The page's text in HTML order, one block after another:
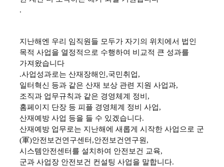
.
지난해엔 우리 임직원들 모두가 자기의 위치에서 법인
목적 사업을 열정적으로 수행하여 비교적 큰 성과를
가져왔습니다
.사업성과로는 산재장해인 ,국민취업,
일터혁신 등과 같은 산재 보상 관련 지원 사업과,
조직과 업무규칙과 같은 경영체계 정비 ,
홈페이지 단장 등 피플 경영체계 정비 사업,
산재예방 사업 등을 들 수 있겠습니다.
산재예방 업무로는 지난해에 새롭게 시작한 사업으로 군
(軍)안전보건연구센터 ,안전보건연구원 ,
시스템안전센터를 설치하여 안전보건 교육,
군과 사업장 안전보건 컨설팅 사업을 말합니다.